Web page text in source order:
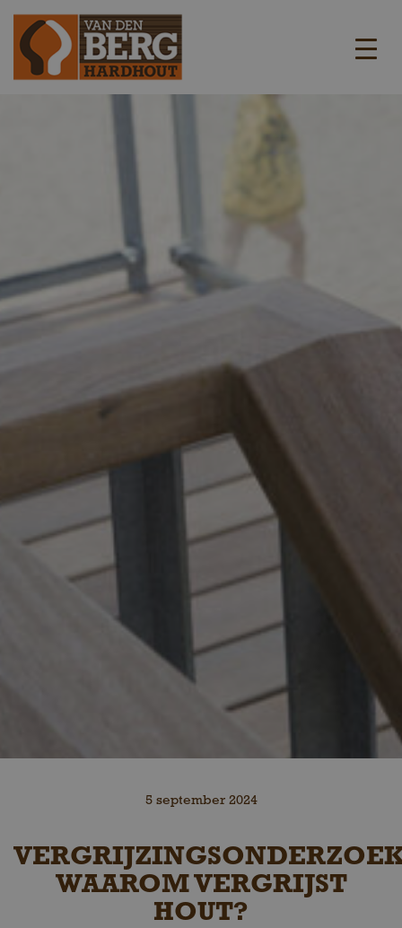
5 september 2024
WAAROM VERGRIJST
HOUT?